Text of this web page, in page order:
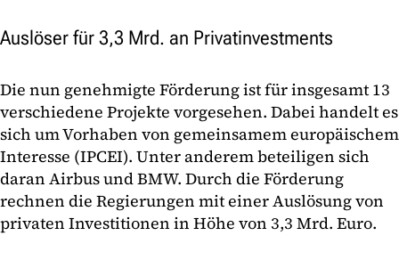
Auslöser für 3,3 Mrd. an Privatinvestments
Die nun genehmigte Förderung ist für insgesamt 13
verschiedene Projekte vorgesehen. Dabei handelt es
sich um Vorhaben von gemeinsamem europäischem
Interesse (IPCEI). Unter anderem beteiligen sich
daran Airbus und BMW. Durch die Förderung
rechnen die Regierungen mit einer Auslösung von
privaten Investitionen in Höhe von 3,3 Mrd. Euro.